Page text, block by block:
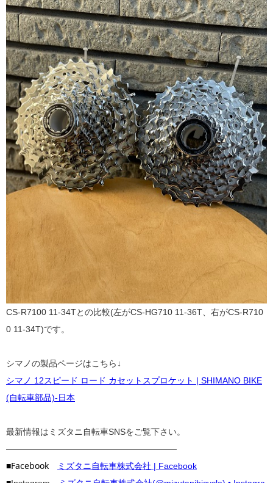
CS-R7100 11-34Tとの比較(左がCS-HG710 11-36T、右がCS-R710
0 11-34T)です。
シマノの製品ページはこちら↓
シマノ 12スピード ロード カセットスプロケット | SHIMANO BIKE
(自転車部品)-日本
最新情報はミズタニ自転車SNSをご覧下さい。
————————————————————
■Facebook ミズタニ自転車株式会社 | Facebook